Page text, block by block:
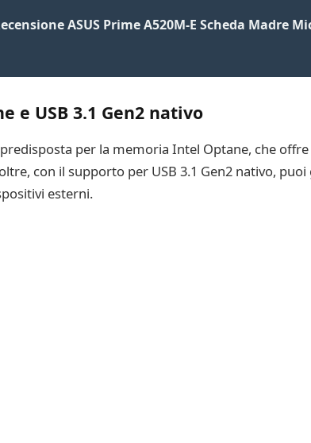
ASUS Prime A520M-E Scheda Madre
e USB 3.1 Gen2 nativo
per la memoria Intel Optane, che
con il supporto per USB 3.1 Gen2 nativo,
esterni.